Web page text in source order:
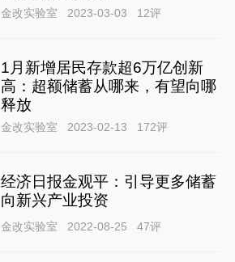
金改实验室 2023-03-03 12评
1月新增居民存款超6万亿创新
高：超额储蓄从哪来，有望向哪
释放
金改实验室 2023-02-13 172评
经济日报金观平：引导更多储蓄
向新兴产业投资
金改实验室 2022-08-25 47评